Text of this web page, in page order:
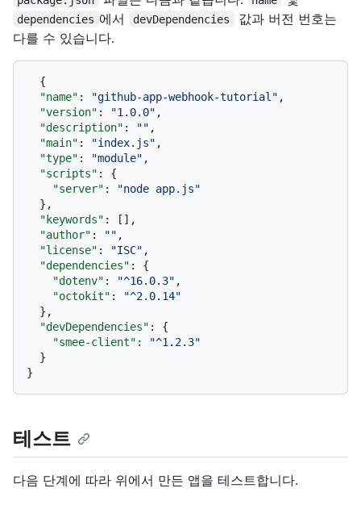
dependencies 에서 devDependencies
값과 버전 번호는
다를 수 있습니다.
{
"name" : "github-app-webhook-tutorial" ,
"version" : "1.0.0" ,
"description" : "" ,
"main" : "index.js" ,
"type" : "module" ,
"scripts" :
{
"server" :
"node app.js"
} ,
"keywords" : [ ] ,
"author" : "" ,
"license" : "ISC" ,
"dependencies" :
{
"dotenv" : "^16.0.3" ,
"octokit" :
"^2.0.14"
} ,
"devDependencies" :
{
"smee-client" :
"^1.2.3"
}
}
테스트
다음 단계에 따라 위에서 만든 앱을 테스트합니다.